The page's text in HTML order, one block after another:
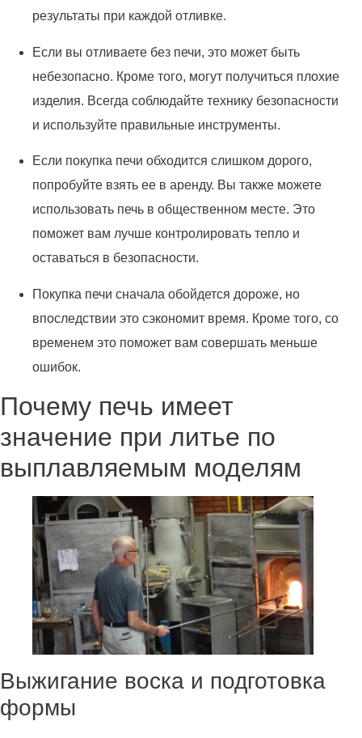
результаты при каждой отливке.
Если вы отливаете без печи, это может быть
небезопасно. Кроме того, могут получиться плохие
изделия. Всегда соблюдайте технику безопасности
и используйте правильные инструменты.
Если покупка печи обходится слишком дорого,
попробуйте взять ее в аренду. Вы также можете
использовать печь в общественном месте. Это
поможет вам лучше контролировать тепло и
оставаться в безопасности.
Покупка печи сначала обойдется дороже, но
впоследствии это сэкономит время. Кроме того, со
временем это поможет вам совершать меньше
ошибок.
Почему печь имеет
значение при литье по
выплавляемым моделям
Выжигание воска и подготовка
формы